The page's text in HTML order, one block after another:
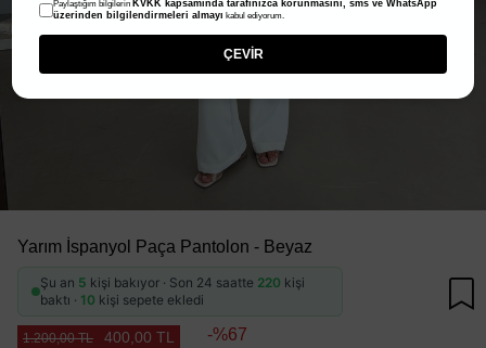
Yarım İspanyol Paça Pantolon - Beyaz
Şu an 5 kişi bakıyor · Son 24 saatte 220 kişi
baktı · 10 kişi sepete ekledi
1.200,00 TL 400,00 TL 67
Paylaştığım bilgilerin KVKK kapsamında tarafınızca korunmasını, sms ve WhatsApp
üzerinden bilgilendirmeleri almayı kabul ediyorum.
ÇEVİR